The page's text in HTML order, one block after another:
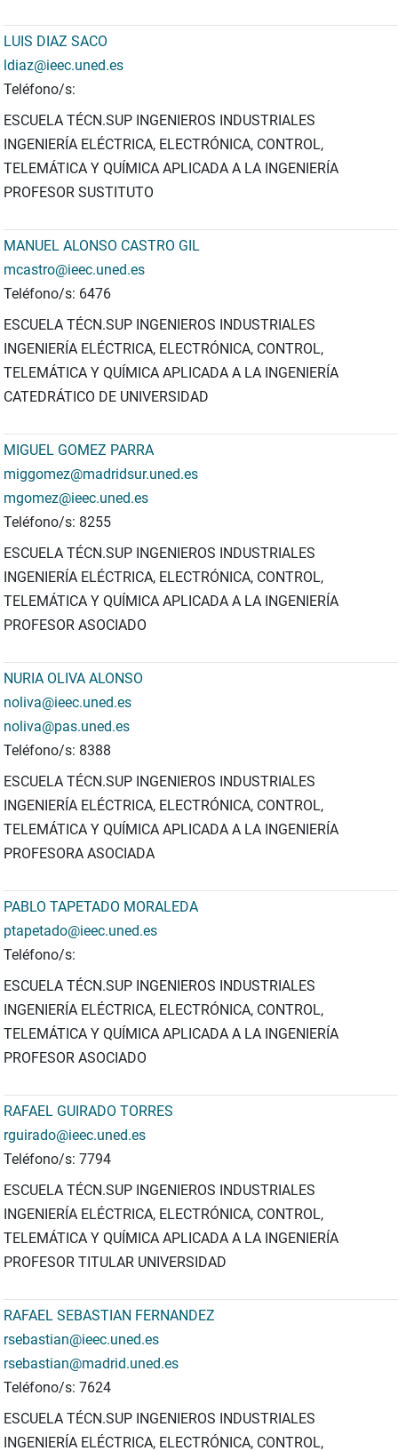
LUIS DIAZ SACO
ldiaz@ieec.uned.es
Teléfono/s:
ESCUELA TÉCN.SUP INGENIEROS INDUSTRIALES
INGENIERÍA ELÉCTRICA, ELECTRÓNICA, CONTROL,
TELEMÁTICA Y QUÍMICA APLICADA A LA INGENIERÍA
PROFESOR SUSTITUTO
MANUEL ALONSO CASTRO GIL
mcastro@ieec.uned.es
Teléfono/s: 6476
ESCUELA TÉCN.SUP INGENIEROS INDUSTRIALES
INGENIERÍA ELÉCTRICA, ELECTRÓNICA, CONTROL,
TELEMÁTICA Y QUÍMICA APLICADA A LA INGENIERÍA
CATEDRÁTICO DE UNIVERSIDAD
MIGUEL GOMEZ PARRA
miggomez@madridsur.uned.es
mgomez@ieec.uned.es
Teléfono/s: 8255
ESCUELA TÉCN.SUP INGENIEROS INDUSTRIALES
INGENIERÍA ELÉCTRICA, ELECTRÓNICA, CONTROL,
TELEMÁTICA Y QUÍMICA APLICADA A LA INGENIERÍA
PROFESOR ASOCIADO
NURIA OLIVA ALONSO
noliva@ieec.uned.es
noliva@pas.uned.es
Teléfono/s: 8388
ESCUELA TÉCN.SUP INGENIEROS INDUSTRIALES
INGENIERÍA ELÉCTRICA, ELECTRÓNICA, CONTROL,
TELEMÁTICA Y QUÍMICA APLICADA A LA INGENIERÍA
PROFESORA ASOCIADA
PABLO TAPETADO MORALEDA
ptapetado@ieec.uned.es
Teléfono/s:
ESCUELA TÉCN.SUP INGENIEROS INDUSTRIALES
INGENIERÍA ELÉCTRICA, ELECTRÓNICA, CONTROL,
TELEMÁTICA Y QUÍMICA APLICADA A LA INGENIERÍA
PROFESOR ASOCIADO
RAFAEL GUIRADO TORRES
rguirado@ieec.uned.es
Teléfono/s: 7794
ESCUELA TÉCN.SUP INGENIEROS INDUSTRIALES
INGENIERÍA ELÉCTRICA, ELECTRÓNICA, CONTROL,
TELEMÁTICA Y QUÍMICA APLICADA A LA INGENIERÍA
PROFESOR TITULAR UNIVERSIDAD
RAFAEL SEBASTIAN FERNANDEZ
rsebastian@ieec.uned.es
rsebastian@madrid.uned.es
Teléfono/s: 7624
ESCUELA TÉCN.SUP INGENIEROS INDUSTRIALES
INGENIERÍA ELÉCTRICA, ELECTRÓNICA, CONTROL,